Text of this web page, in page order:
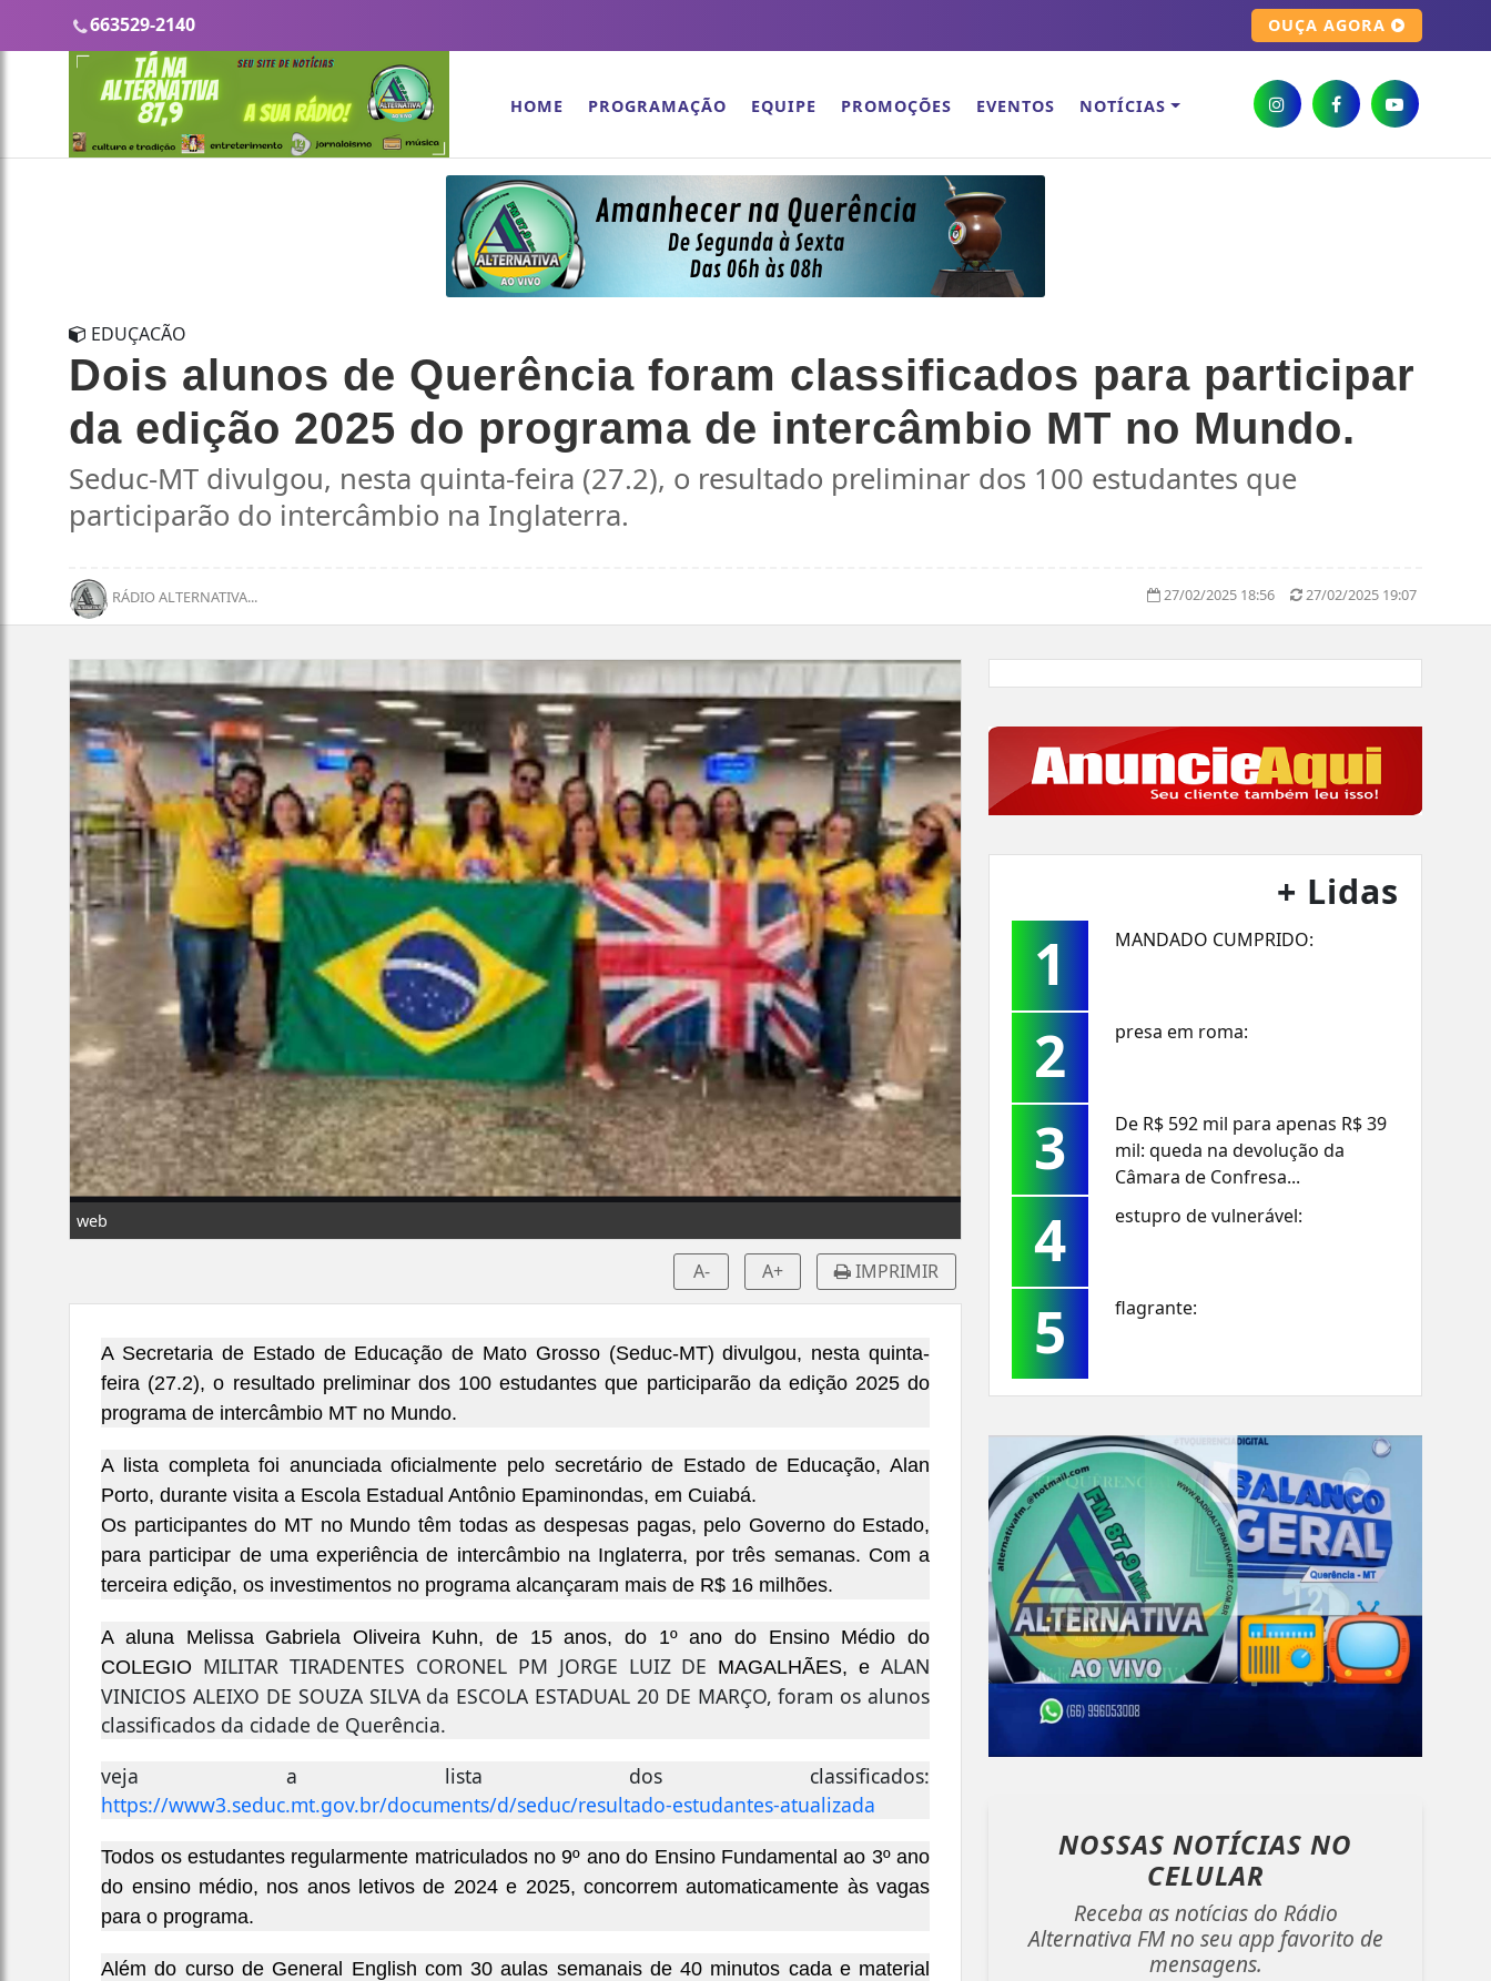
663529-2140 OUÇA AGORA
HOME PROGRAMAÇÃO EQUIPE PROMOÇÕES EVENTOS NOTÍCIAS
EDUÇACÃO
Dois alunos de Querência foram classificados para participar
da edição 2025 do programa de intercâmbio MT no Mundo.
Seduc-MT divulgou, nesta quinta-feira (27.2), o resultado preliminar dos 100 estudantes que
participarão do intercâmbio na Inglaterra.
RÁDIO ALTERNATIVA... 27/02/2025 18:56 27/02/2025 19:07
web
A- A+ IMPRIMIR
A Secretaria de Estado de Educação de Mato Grosso (Seduc-MT) divulgou, nesta quinta-
feira (27.2), o resultado preliminar dos 100 estudantes que participarão da edição 2025 do
programa de intercâmbio MT no Mundo.
A lista completa foi anunciada oficialmente pelo secretário de Estado de Educação, Alan
Porto, durante visita a Escola Estadual Antônio Epaminondas, em Cuiabá.
Os participantes do MT no Mundo têm todas as despesas pagas, pelo Governo do Estado,
para participar de uma experiência de intercâmbio na Inglaterra, por três semanas. Com a
terceira edição, os investimentos no programa alcançaram mais de R$ 16 milhões.
A aluna Melissa Gabriela Oliveira Kuhn, de 15 anos, do 1º ano do Ensino Médio do
COLEGIO MILITAR TIRADENTES CORONEL PM JORGE LUIZ DE MAGALHÃES, eALAN
VINICIOS ALEIXO DE SOUZA SILVA da ESCOLA ESTADUAL 20 DE MARÇO, foram os alunos
classificados da cidade de Querência.
veja a lista dos classificados:
https://www3.seduc.mt.gov.br/documents/d/seduc/resultado-estudantes-atualizada
Todos os estudantes regularmente matriculados no 9º ano do Ensino Fundamental ao 3º ano
do ensino médio, nos anos letivos de 2024 e 2025, concorrem automaticamente às vagas
para o programa.
Além do curso de General English com 30 aulas semanais de 40 minutos cada e material
+ Lidas
1 MANDADO CUMPRIDO:
2 presa em roma:
3
De R$ 592 mil para apenas R$ 39
mil: queda na devolução da
Câmara de Confresa...
4 estupro de vulnerável:
5 flagrante:
NOSSAS NOTÍCIASNO
CELULAR
Receba as notícias do Rádio
Alternativa FM no seu app favorito de
mensagens.